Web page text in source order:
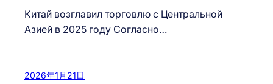
Китай возглавил торговлю с Центральной
Азией в 2025 году Согласно…
2026年1月21日